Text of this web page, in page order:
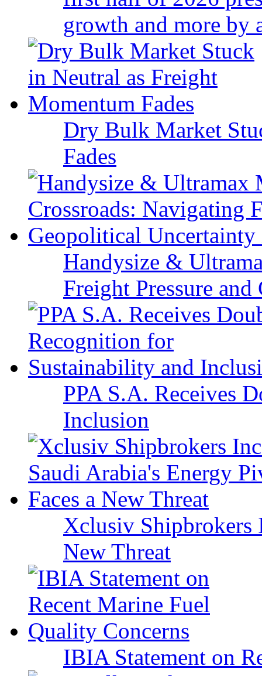
growth and more
Dry Bulk Market
Fades
Handysize &
Freight Pressure
PPA S.A. Receives
Inclusion
Xclusiv Shipbrokers
New Threat
IBIA Statement on